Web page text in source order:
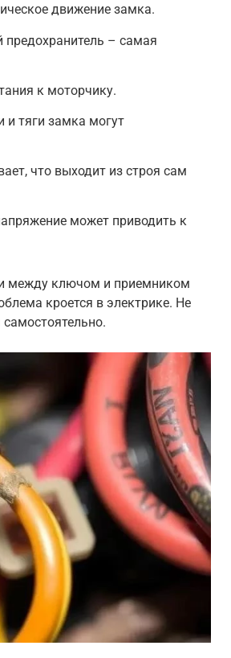
движение замка.
– самая
к моторчику.
и тяги замка могут
что выходит из строя сам
может приводить к
между ключом и приемником
кроется в электрике. Не
самостоятельно.